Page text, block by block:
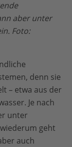
aber unter
Foto:
denn sie
– etwa aus der
Je nach
unter
geht
auch